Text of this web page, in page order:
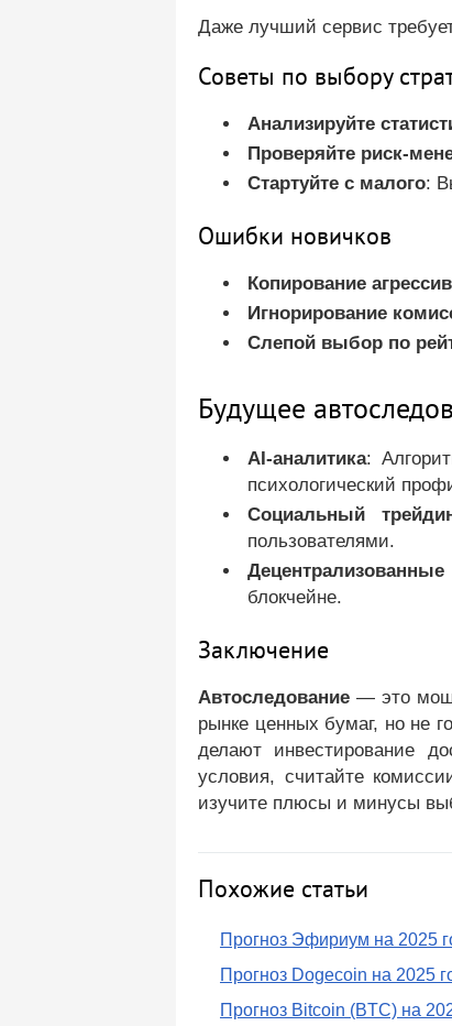
Даже лучший сервис
Советы по выбору
Анализируйте
Проверяйте риск-
Стартуйте с малого:
Ошибки новичков
Копирование
Игнорирование
Слепой выбор по
Будущее
AI-аналитика:
психологический
Социальный
пользователями.
блокчейне.
Заключение
Автоследование — это
рынке ценных бумаг, но не
делают инвестирование
условия, считайте
изучите плюсы и минусы
Похожие статьи
Прогноз Эфириум на 2025
Прогноз Dogecoin на 2025
Прогноз Bitcoin (BTC) на